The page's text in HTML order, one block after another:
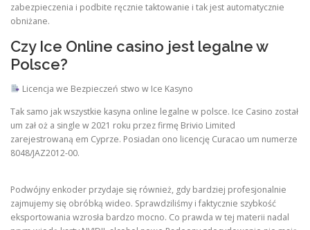
zabezpieczenia i podbite ręcznie taktowanie i tak jest automatycznie
obniżane.
Czy Ice Online casino jest legalne w
Polsce?
Licencja we Bezpieczeń stwo w Ice Kasyno
Tak samo jak wszystkie kasyna online legalne w polsce. Ice Casino został
um zał oż a single w 2021 roku przez firmę Brivio Limited
zarejestrowaną em Cyprze. Posiadan ono licencję Curacao um numerze
8048/JAZ2012-00.
Podwójny enkoder przydaje się również, gdy bardziej profesjonalnie
zajmujemy się obróbką wideo. Sprawdziliśmy i faktycznie szybkość
eksportowania wzrosła bardzo mocno. Co prawda w tej materii nadal